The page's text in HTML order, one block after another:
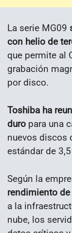
La serie MG09
con helio de
que permite al
grabación
por disco.
Toshiba ha
duro para una
nuevos discos
estándar de
Según la
rendimiento
a la
nube, los